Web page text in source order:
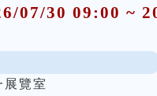
07/30 09:00 ~
展覽室